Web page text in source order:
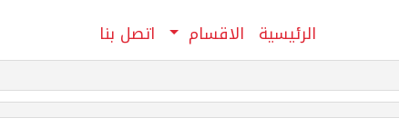
الرئيسية الاقسام اتصل بنا